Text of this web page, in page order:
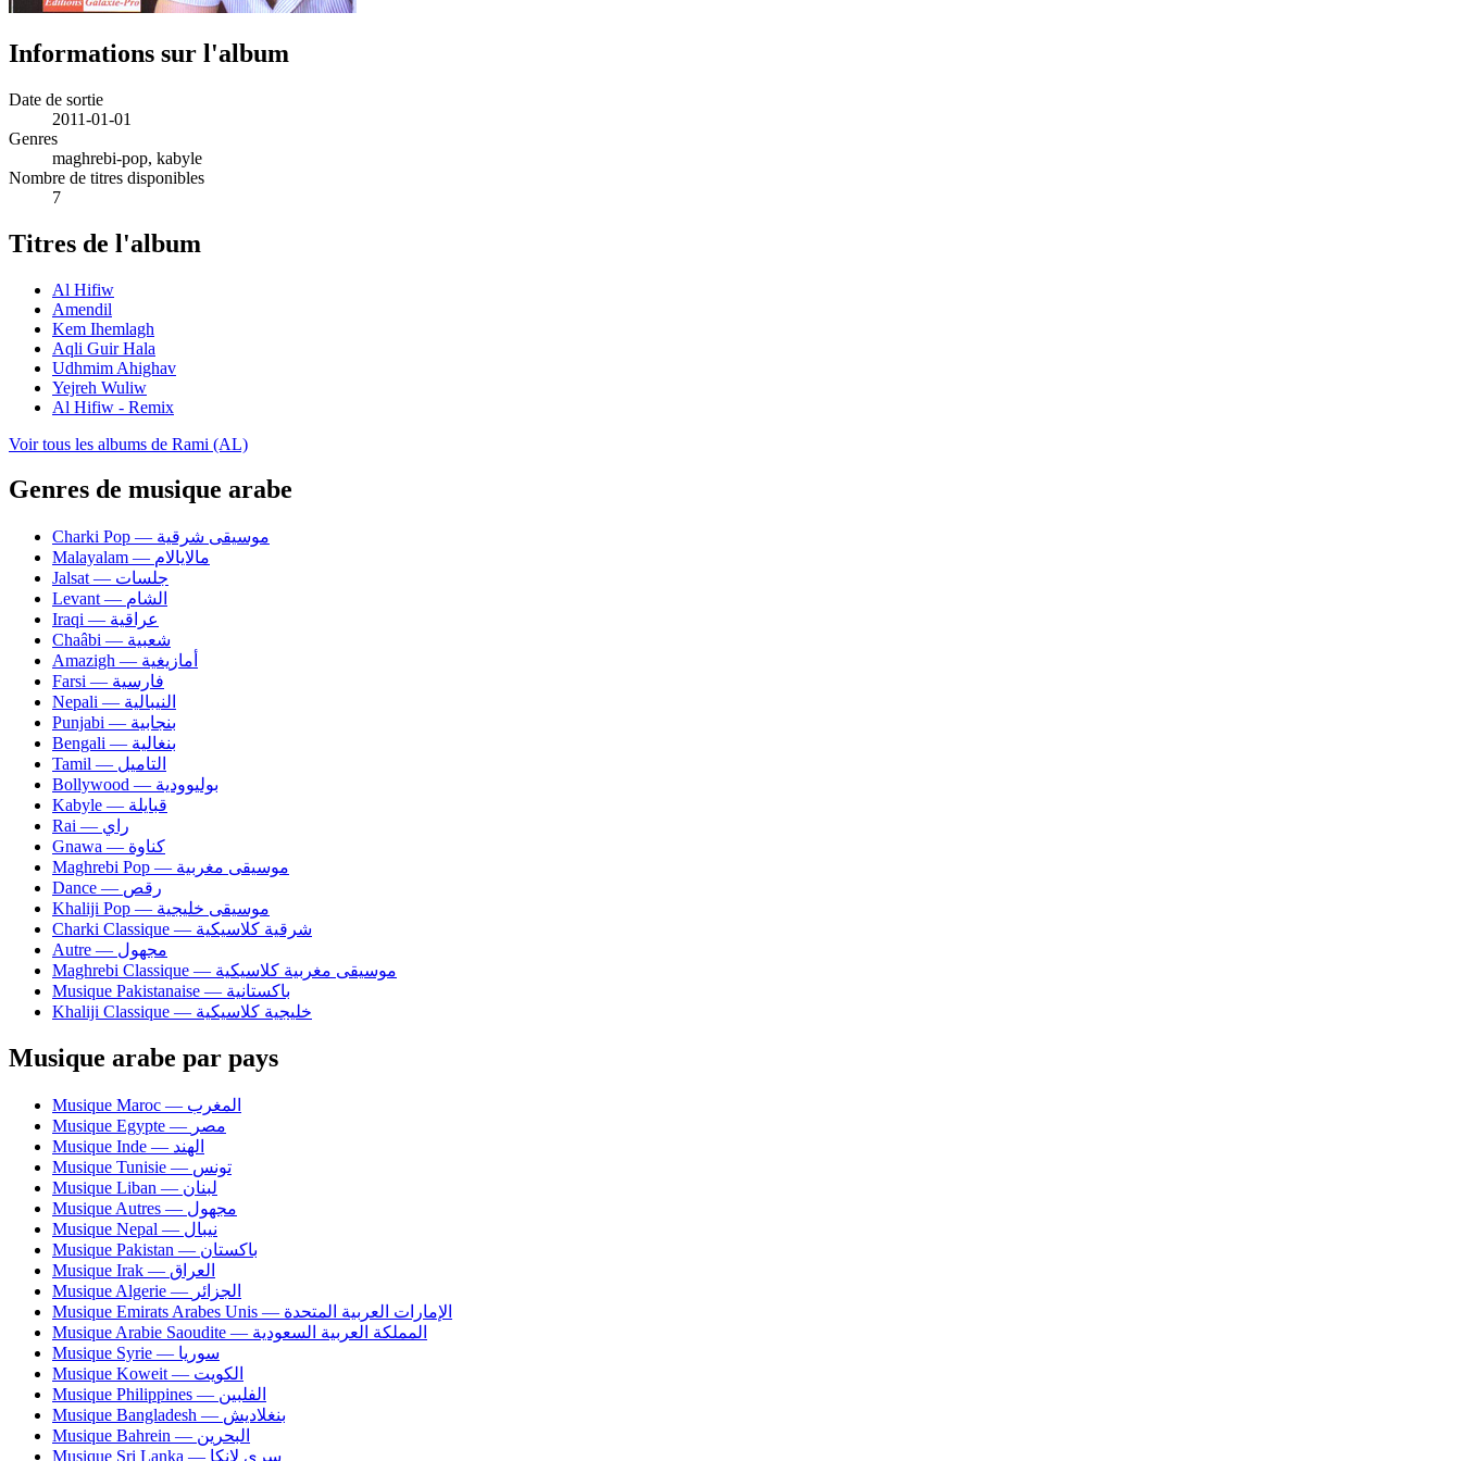
Informations sur l'album
Date de sortie
2011-01-01
Genres
maghrebi-pop, kabyle
Nombre de titres disponibles
7
Titres de l'album
Al Hifiw
Amendil
Kem Ihemlagh
Aqli Guir Hala
Udhmim Ahighav
Yejreh Wuliw
Al Hifiw - Remix
Voir tous les albums de Rami (AL)
Genres de musique arabe
Charki Pop — موسيقى شرقية
Malayalam — مالايالام
Jalsat — جلسات
Levant — الشام
Iraqi — عراقية
Chaâbi — شعبية
Amazigh — أمازيغية
Farsi — فارسية
Nepali — النيبالية
Punjabi — بنجابية
Bengali — بنغالية
Tamil — التاميل
Bollywood — بوليوودية
Kabyle — قبايلة
Rai — راي
Gnawa — كناوة
Maghrebi Pop — موسيقى مغربية
Dance — رقص
Khaliji Pop — موسيقى خليجية
Charki Classique — شرقية كلاسيكية
Autre — مجهول
Maghrebi Classique — موسيقى مغربية كلاسيكية
Musique Pakistanaise — باكستانية
Khaliji Classique — خليجية كلاسيكية
Musique arabe par pays
Musique Maroc — المغرب
Musique Egypte — مصر
Musique Inde — الهند
Musique Tunisie — تونس
Musique Liban — لبنان
Musique Autres — مجهول
Musique Nepal — نيبال
Musique Pakistan — باكستان
Musique Irak — العراق
Musique Algerie — الجزائر
Musique Emirats Arabes Unis — الإمارات العربية المتحدة
Musique Arabie Saoudite — المملكة العربية السعودية
Musique Syrie — سوريا
Musique Koweit — الكويت
Musique Philippines — الفلبين
Musique Bangladesh — بنغلاديش
Musique Bahrein — البحرين
Musique Sri Lanka — سري لانكا